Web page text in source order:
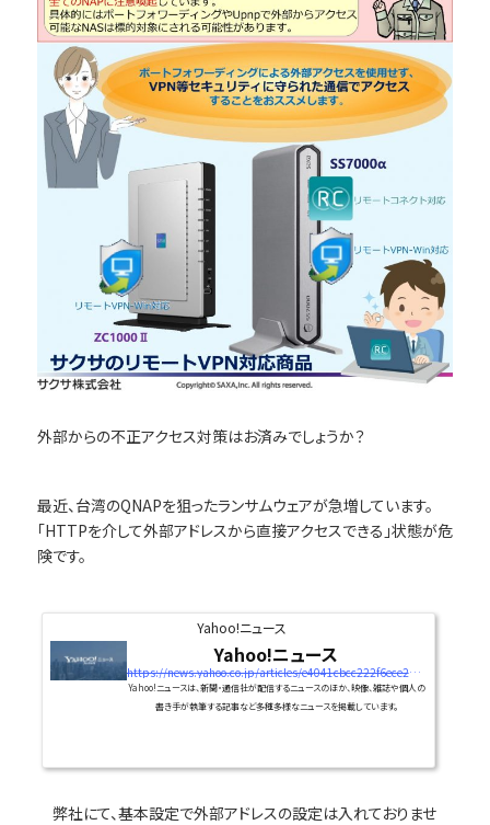
外部からの不正アクセス対策はお済みでしょうか？
最近、台湾のQNAPを狙ったランサムウェアが急増しています。
「HTTPを介して外部アドレスから直接アクセスできる」状態が危
険です。
Yahoo!ニュース
Yahoo!ニュース
https://news.yahoo.co.jp/articles/e4041cbcc222f6ece2b8a2ecdbef86183786c737
Yahoo!ニュースは、新聞・通信社が配信するニュースのほか、映像、雑誌や個人の
書き手が執筆する記事など多種多様なニュースを掲載しています。
弊社にて、基本設定で外部アドレスの設定は入れておりませ